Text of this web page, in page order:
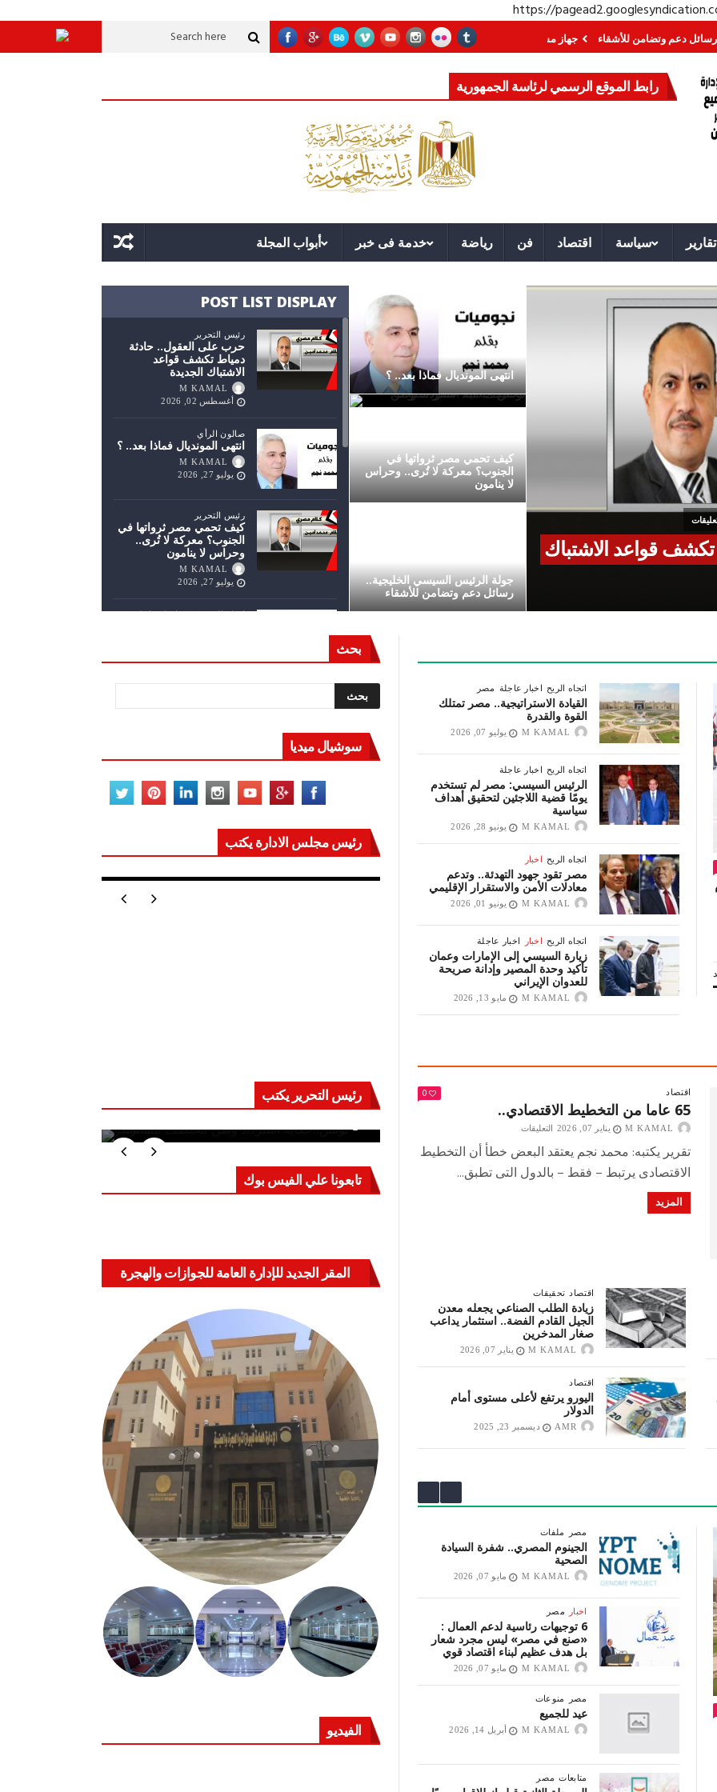
https://
للأشقاء جهاز مستقبل مصر نموذجا.. لماذا تُنشئ الدول كيانات تنموية عملاقة؟ قوة الدولة.. عندما يصبح التخطيط خط الدفاع الأول القيادة الاستراتيجية..
رابط الموقع الرسمي لرئاسة الجمهورية
تقارير سياسة اقتصاد فن رياضة خدمة فى خبر أبواب المجلة
قواعد الاشتباك
انتهى المونديال فماذا بعد.. ؟
كيف تحمي مصر ثرواتها في
الجنوب؟ معركة لا تُرى.. وحراس
لا ينامون
جولة الرئيس السيسي الخليجية..
رسائل دعم وتضامن للأشقاء
POST LIST DISPLAY
رئيس التحرير
حرب على العقول.. حادثة
دمياط تكشف قواعد
الاشتباك الجديدة
M KAMAL
أغسطس 02, 2026
صالون الرأي
انتهى المونديال فماذا بعد.. ؟
M KAMAL
يوليو 27, 2026
رئيس التحرير
كيف تحمي مصر ثرواتها في
الجنوب؟ معركة لا تُرى..
وحراس لا ينامون
M KAMAL
يوليو 27, 2026
اتجاه الريح اخبار اخبار عاجلة
يوليو 20, 2026
التخطيط خط الدفاع الأول
M KAMAL
اخبار عاجلة مصر
اتجاه الريح اخبار عاجلة مصر
القيادة الاستراتيجية.. مصر تمتلك
القوة والقدرة
M KAMAL يوليو 07, 2026
اتجاه الريح اخبار عاجلة
الرئيس السيسي: مصر لم تستخدم
يومًا قضية اللاجئين لتحقيق أهداف
سياسية
M KAMAL يونيو 28, 2026
اتجاه الريح اخبار
مصر تقود جهود التهدئة.. وتدعم
معادلات الأمن والاستقرار الإقليمي
M KAMAL يونيو 01, 2026
اتجاه الريح اخبار اخبار عاجلة
زيارة السيسي إلى الإمارات وعمان
تأكيد وحدة المصير وإدانة صريحة
للعدوان الإيراني
M KAMAL مايو 13, 2026
اقتصاد 0
65 عاما من التخطيط الاقتصادي..
M KAMAL يناير 07, 2026 التعليقاتعلى
عاما
من
التخطيط
تقرير يكتبه: محمد نجم يعتقد البعض خطأ أن التخطيط
الاقتصادى يرتبط – فقط – بالدول التى تطبق...
المزيد
اقتصاد تحقيقات
زيادة الطلب الصناعي يجعله معدن
الجيل القادم الفضة.. استثمار يداعب
صغار المدخرين
M KAMAL يناير 07, 2026
اقتصاد
اليورو يرتفع لأعلى مستوى أمام
الدولار
AMR ديسمبر 23, 2025
6 توجيهات رئاسية لدعم العمال :
«صنع في مصر» ليس مجرد شعار
بل هدف عظيم لبناء اقتصاد قوي
M KAMAL
مصر منوعات
عيد للجميع
M KAMAL أبريل 14, 2026
أضخم مشروع تنموي في العالم
مصر ملفات
الجينوم المصري.. شفرة السيادة
الصحية
M KAMAL مايو 07, 2026
اخبار مصر
6 توجيهات رئاسية لدعم العمال :
«صنع في مصر» ليس مجرد شعار
بل هدف عظيم لبناء اقتصاد قوي
M KAMAL مايو 07, 2026
مصر منوعات
عيد للجميع
M KAMAL أبريل 14, 2026
متابعات مصر
بحث
سوشيال ميديا
رئيس مجلس الادارة يكتب
مصر تعيد للعالم اتزانه أكتوبر «النصر» و«المجلة»
رئيس التحرير يكتب
حرب على العقول.. حادثة دمياط تكشف
كيف تحمي مصر ثرواتها في الجنوب؟
معركة لا تُرى.. وحراس لا ينامون
تابعونا علي الفيس بوك
المقر الجديد للإدارة العامة للجوازات والهجرة
الفيديو